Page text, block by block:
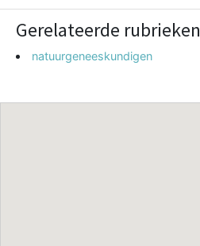
Gerelateerde rubrieken
natuurgeneeskundigen